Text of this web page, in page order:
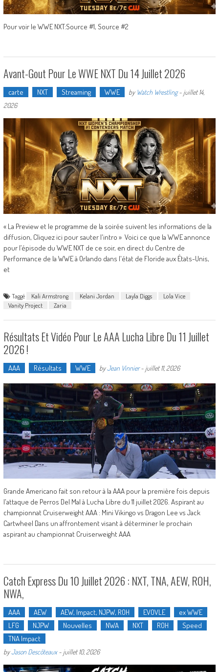
Pour voir le WWE NXT:Source #1, Source #2
Avant-Gout Pour Le WWE NXT Du 14 Juillet 2026
carte NXT Streaming WWE by Watch Wrestling- juillet 14,
2026
« La Preview et le programme de la soirée suivent les informations de la
diffusion, Cliquez ici pour sauter l'intro » Voici ce que la WWE annonce
pour l’épisode du WWE NXT de ce soir, en direct du Centre de
Performance de la WWE à Orlando dans l'état de Floride aux États-Unis,
et
Taggé Kali Armstrong Kelani Jordan Layla Diggs
Lola Vice
Vanity Project
Zaria
Résultats Et Vidéo Pour Le AAA Lucha Libre Du 11 Juillet
2026 !
AAA Résultats WWE byJean Vinnier- juillet 11, 2026
Grande Americano fait son retour à la AAA pour la première fois depuis
l'attaque de Perros Del Mal à Lucha Libre du 11 juillet 2026. Aspirant au
championnat Cruiserweight AAA : Mini Vikingo vs Dragon Lee vs Jack
Cartwheel Dans un affrontement visant à déterminer le prochain
aspirant au championnat Cruiserweight AAA
Catch Express Du 10 Juillet 2026 : NXT, TNA, AEW, ROH,
NWA,
AAA AEW AEW, Impact, NJPW, ROH EVOVLE
ex WWE
LFG
NJPW Nouvelles NWA NXT ROH
Speed
TNA Impact
byJason Descôteaux- juillet 10, 2026